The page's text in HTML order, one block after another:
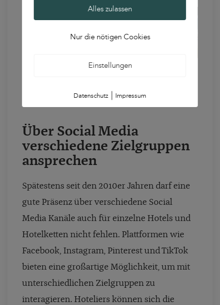
Über Social Media
verschiedene Zielgruppen
ansprechen
Spätestens seit den 2010er Jahren darf eine
gute Präsenz über verschiedene Social
Media Kanäle auch für einzelne Hotels und
Hotelketten nicht fehlen. Plattformen wie
Facebook, Instagram, Pinterest und TikTok
bieten eine großartige Möglichkeit, um mit
unterschiedlichen Zielgruppen zu
interagieren. Hoteliers können sich die
Alles zulassen
Nur die nötigen Cookies
Einstellungen
Datenschutz| Impressum